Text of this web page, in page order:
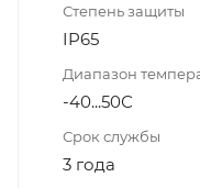
Степень защиты
IP65
Диапазон
-40...50С
Срок службы
3 года